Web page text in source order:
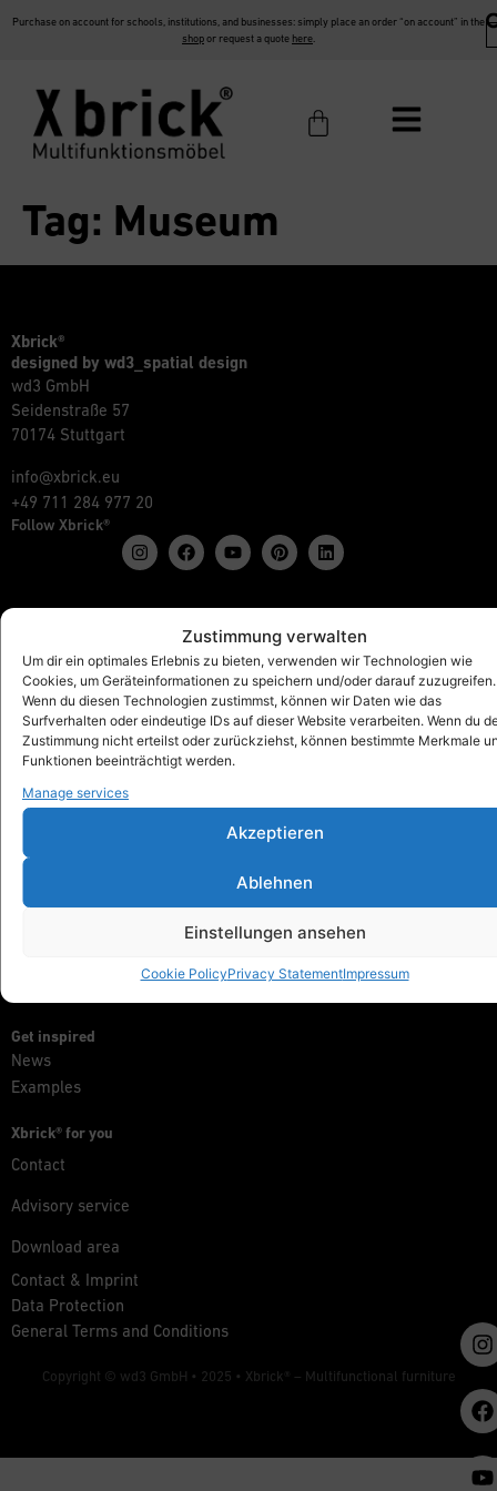
Zustimmung verwalten
Um dir ein optimales Erlebnis zu bieten, verwenden wir Technologien wie
Cookies, um Geräteinformationen zu speichern und/oder darauf zuzugreifen.
Wenn du diesen Technologien zustimmst, können wir Daten wie das
Surfverhalten oder eindeutige IDs auf dieser Website verarbeiten. Wenn du
Zustimmung nicht erteilst oder zurückziehst, können bestimmte Merkmale
Funktionen beeinträchtigt werden.
Manage services
Akzeptieren
Ablehnen
Einstellungen ansehen
Cookie PolicyPrivacy StatementImpressum
Purchase on account for schools, institutions, and businesses: simply place an order “on account” in the
shopor request a quote here
Tag: Museum
Xbrick®
designed by wd3_spatial design
wd3 GmbH
Seidenstraße 57
70174 Stuttgart
info@xbrick.eu
+49 711 284 977 20
Follow Xbrick®
Show all
Xbrick® The Original
Xbrick® accessories
Xbrick® sets
Schools & Kindergartens
Health & fitness
Get inspired
News
Examples
Xbrick® for you
Contact
Advisory service
Download area
Contact & Imprint
Data Protection
General Terms and Conditions
Copyright © wd3 GmbH • 2025 • Xbrick® – Multifunctional furniture